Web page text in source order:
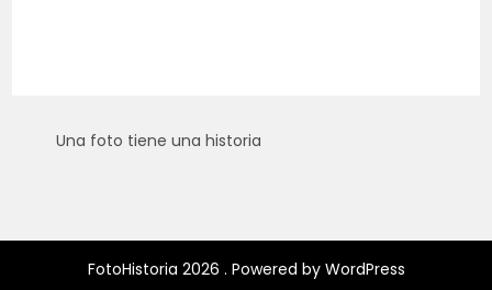
Una foto tiene una historia
FotoHistoria 2026 . Powered by WordPress